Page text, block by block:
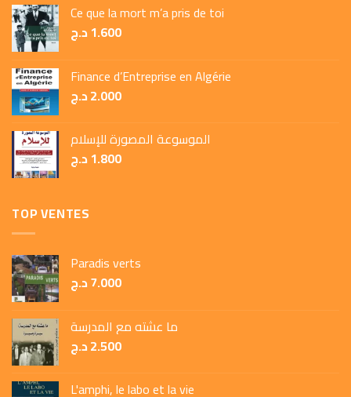
Ce que la mort m’a pris de toi
1.600د.ج
Finance d’Entreprise en Algérie
2.000د.ج
الموسوعة المصورة للإسلام
1.800د.ج
TOP VENTES
Paradis verts
7.000د.ج
ما عشته مع المدرسة
2.500د.ج
L'amphi, le labo et la vie